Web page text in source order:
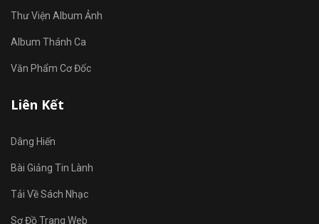
Thư Viện Album Ảnh
Album Thánh Ca
Văn Phẩm Cơ Đốc
Liên Kết
Dâng Hiến
Bài Giảng Tin Lành
Tải Về Sách Nhạc
Sơ Đồ Trang Web